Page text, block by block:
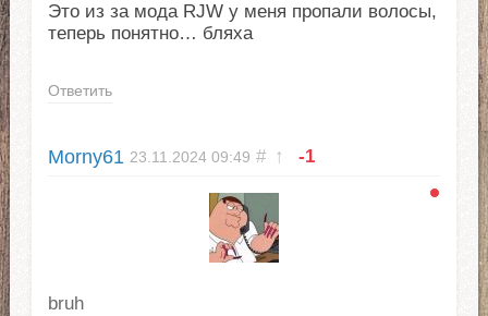
Это из за мода RJW у меня пропали волосы,
теперь понятно… бляха
Ответить
Morny61 23.11.2024 09:49 # ↑ -1
bruh